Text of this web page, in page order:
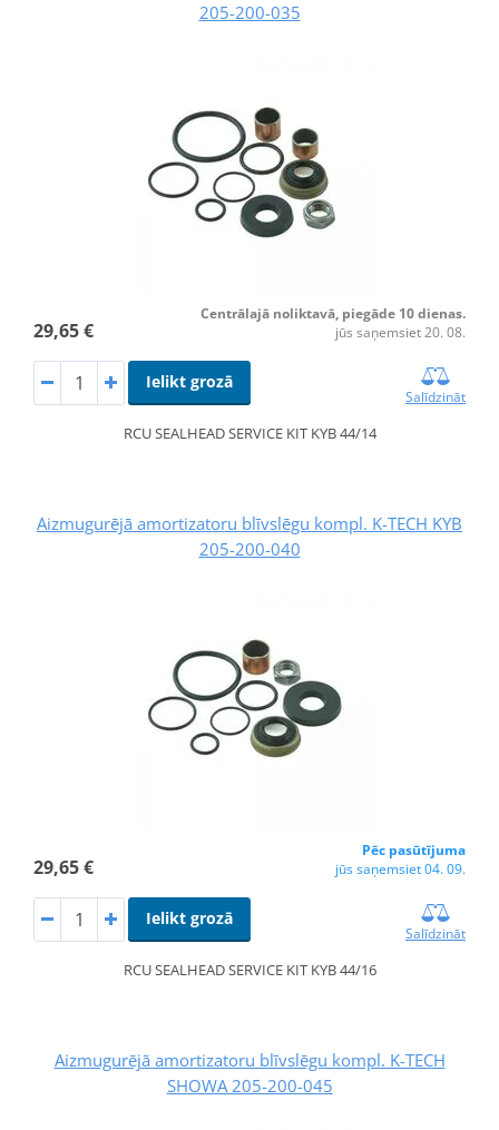
205-200-035
29,65 €
Centrālajā noliktavā, piegāde 10 dienas.
jūs saņemsiet 20. 08.
Ielikt grozā
Salīdzināt
RCU SEALHEAD SERVICE KIT KYB 44/14
Aizmugurējā amortizatoru blīvslēgu kompl. K-TECH KYB
205-200-040
29,65 €
Pēc pasūtījuma
jūs saņemsiet 04. 09.
Ielikt grozā
Salīdzināt
RCU SEALHEAD SERVICE KIT KYB 44/16
Aizmugurējā amortizatoru blīvslēgu kompl. K-TECH
SHOWA 205-200-045